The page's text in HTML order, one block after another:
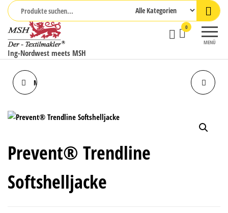
Zum
Inhalt
springen
Ing-Nordwest meets MSH
MENÜ
0
MODAFLAME REGEN MULTI-
Prevent® Trendline
Softshelljacke